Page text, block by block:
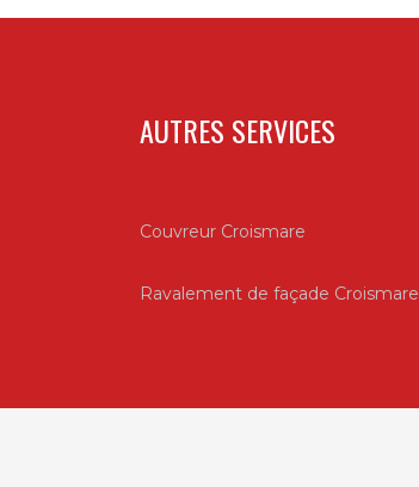
AUTRES SERVICES
Couvreur Croismare
Ravalement de façade Croismare